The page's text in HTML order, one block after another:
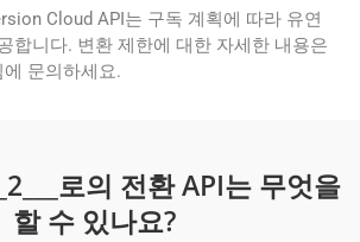
Cloud API는 구독 계획에 따라 유연
합니다. 변환 제한에 대한 자세한 내용은
문의하세요.
로의 전환 API는 무엇을
할 수 있나요?